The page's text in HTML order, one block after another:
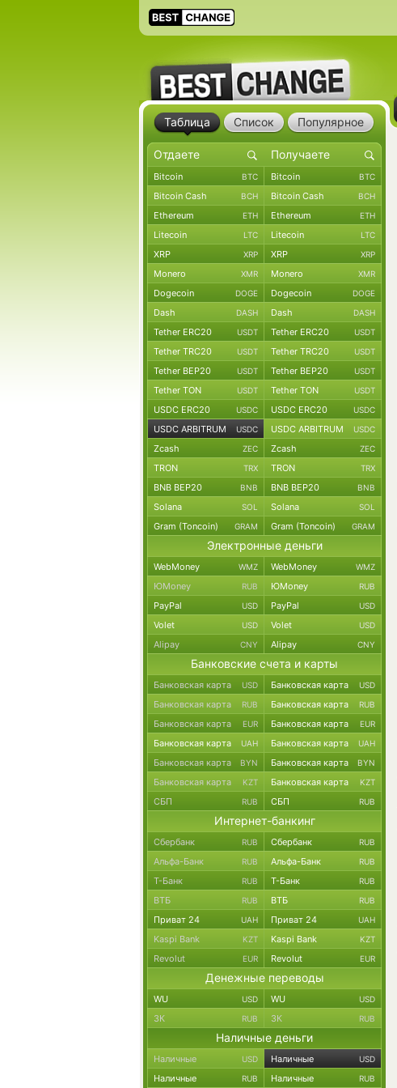
Таблица Список Популярное
Bitcoin BTC Bitcoin BTC
Bitcoin Cash BCH Bitcoin Cash BCH
Ethereum ETH Ethereum ETH
Litecoin LTC Litecoin LTC
XRP XRP XRP XRP
Monero XMR Monero XMR
Dogecoin DOGE Dogecoin DOGE
Dash DASH Dash DASH
Tether ERC20 USDT Tether ERC20 USDT
Tether TRC20 USDT Tether TRC20 USDT
Tether BEP20 USDT Tether BEP20 USDT
Tether TON USDT Tether TON USDT
USDC ERC20 USDC USDC ERC20 USDC
USDC ARBITRUM USDC USDC ARBITRUM USDC
Zcash ZEC Zcash ZEC
TRON TRX TRON TRX
BNB BEP20 BNB BNB BEP20 BNB
Solana SOL Solana SOL
Gram (Toncoin) GRAM Gram (Toncoin) GRAM
Электронные деньги
WebMoney WMZ WebMoney WMZ
ЮMoney RUB ЮMoney RUB
PayPal USD PayPal USD
Volet USD Volet USD
Alipay CNY Alipay CNY
Банковские счета и карты
Банковская карта USD Банковская карта USD
Банковская карта RUB Банковская карта RUB
Банковская карта EUR Банковская карта EUR
Банковская карта UAH Банковская карта UAH
Банковская карта BYN Банковская карта BYN
Банковская карта KZT Банковская карта KZT
СБП RUB СБП RUB
Интернет-банкинг
Сбербанк RUB Сбербанк RUB
Альфа-Банк RUB Альфа-Банк RUB
Т-Банк RUB Т-Банк RUB
ВТБ RUB ВТБ RUB
Приват 24 UAH Приват 24 UAH
Kaspi Bank KZT Kaspi Bank KZT
Revolut EUR Revolut EUR
Денежные переводы
WU USD WU USD
ЗК RUB ЗК RUB
Наличные деньги
Наличные USD Наличные USD
Наличные RUB Наличные RUB